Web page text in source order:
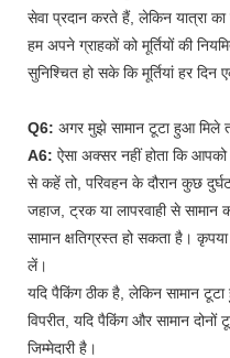
सेवा प्रदान करते हैं, लेकिन यात्रा
हम अपने ग्राहकों को मूर्तियों की
सुनिश्चित हो सके कि मूर्तियां हर दिन
Q6: अगर मुझे सामान टूटा हुआ मिले
A6: ऐसा अक्सर नहीं होता कि
से कहें तो, परिवहन के दौरान कुछ
जहाज, ट्रक या लापरवाही से
सामान क्षतिग्रस्त हो सकता है।
लें।
यदि पैकिंग ठीक है, लेकिन सामान
विपरीत, यदि पैकिंग और सामान
जिम्मेदारी है।